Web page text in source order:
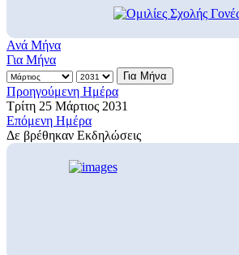
Ανά Μήνα
Για Μήνα
Για Μήνα
Προηγούμενη Ημέρα
Τρίτη 25 Μάρτιος 2031
Επόμενη Ημέρα
Δε βρέθηκαν Εκδηλώσεις